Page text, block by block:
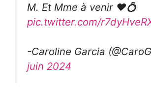
M. Et Mme à venir ❤️💍
pic.twitter.com/
-Caroline Garcia
juin 2024